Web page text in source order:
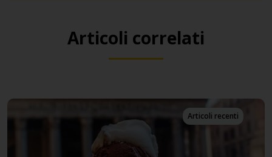
Articoli correlati
Articoli recenti